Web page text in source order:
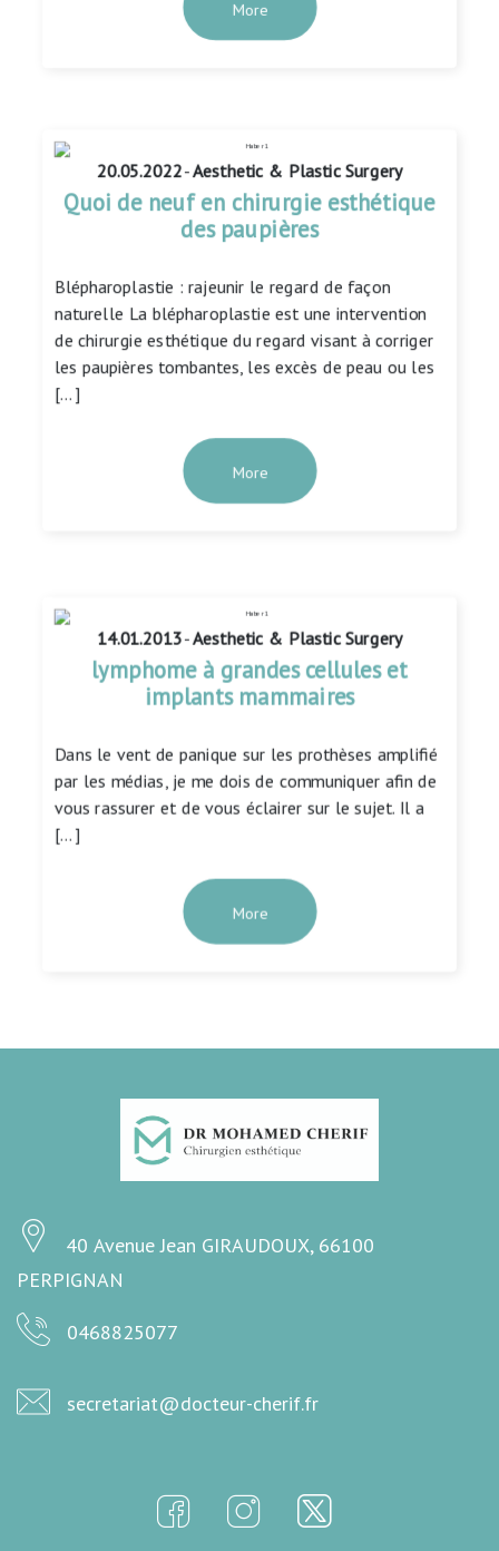
More
20.05.2022-Aesthetic & Plastic Surgery
Quoi de neuf en chirurgie esthétique
des paupières
Blépharoplastie : rajeunir le regard de façon
naturelle La blépharoplastie est une intervention
de chirurgie esthétique du regard visant à corriger
les paupières tombantes, les excès de peau ou les
[…]
More
14.01.2013-Aesthetic & Plastic Surgery
lymphome à grandes cellules et
implants mammaires
Dans le vent de panique sur les prothèses amplifié
par les médias, je me dois de communiquer afin de
vous rassurer et de vous éclairer sur le sujet. Il a
[…]
More
40 Avenue Jean GIRAUDOUX, 66100
PERPIGNAN
0468825077
secretariat@docteur-cherif.fr